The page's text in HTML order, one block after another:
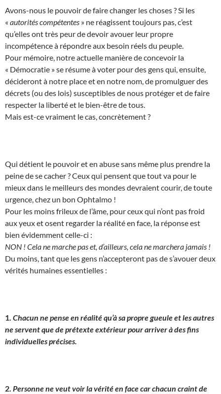
Avons-nous le pouvoir de faire changer les choses ? Si les
« autorités compétentes » ne réagissent toujours pas, c’est
qu’elles ont très peur de devoir avouer leur propre
incompétence à répondre aux besoin réels du peuple.
Pour mémoire, notre actuelle manière de concevoir la
« Démocratie » se résume à voter pour des gens qui, ensuite,
décideront à notre place et en notre nom, de promulguer des
décrets (ou des lois) susceptibles de nous protéger et de faire
respecter la liberté et le bien-être de tous.
Mais est-ce vraiment le cas, concrètement ?
Qui détient le pouvoir et en abuse sans même plus prendre la
peine de se cacher ? Ceux qui pensent que tout va pour le
mieux dans le meilleurs des mondes devraient courir, de toute
urgence, chez un bon Ophtalmo !
Pour les moins frileux de l’âme, pour ceux qui n’ont pas froid
aux yeux et osent regarder la réalité en face, la réponse est
bien évidemment celle-ci :
NON ! Cela ne marche pas et, d’ailleurs, cela ne marchera jamais !
Du moins, tant que les gens n’accepteront pas de s’avouer deux
vérités humaines essentielles :
1. Chacun ne pense en réalité qu’à sa propre gueule et les autres
ne servent que de prétexte extérieur pour arriver à des fins
individuelles précises.
2. Personne ne veut voir la vérité en face car chacun craint de